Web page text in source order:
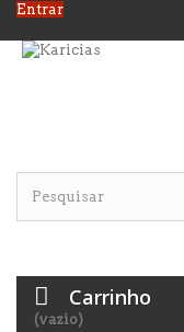
Entrar
Carrinho
(vazio)